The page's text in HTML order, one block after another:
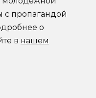
пропагандой
о
в нашем